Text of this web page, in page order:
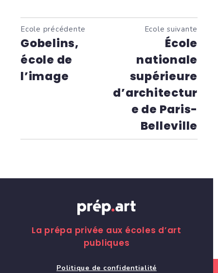
Ecole précédente
Gobelins,
école de
l’image
Ecole suivante
École
nationale
supérieure
d’architectur
e de Paris-
Belleville
La prépa privée aux écoles d’art
publiques
Politique de confidentialité